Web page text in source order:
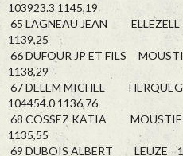
103923.3 1145,19
65 LAGNEAU JEAN
1139,25
66 DUFOUR JP ET FILS
1138,29
67 DELEM MICHEL
104454.0 1136,76
68 COSSEZ KATIA
1135,55
69 DUBOIS ALBERT LEUZE